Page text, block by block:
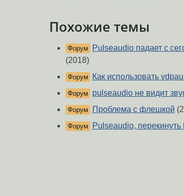
Похожие темы
Форум
Pulseaudio падает с
(2018)
Форум Как использовать
Форум pulseaudio не видит
Форум Проблема с флешкой
Форум Pulseaudio, перекинуть